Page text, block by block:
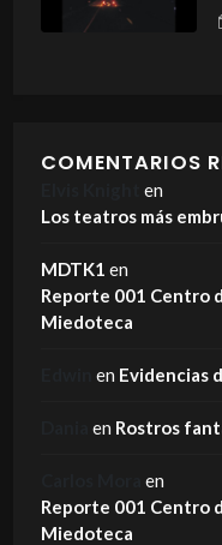
COMENTARIOS
en
Los teatros más
MDTK1 en
Reporte 001 Centro
Miedoteca
en Evidencias
en Rostros
en
Reporte 001 Centro
Miedoteca